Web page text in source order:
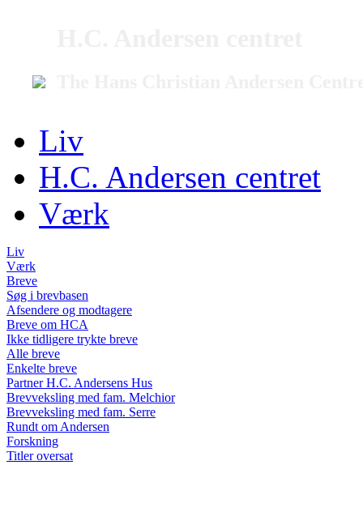
Liv
H.C. Andersen centret
Værk
Liv
Værk
Breve
Søg i brevbasen
Afsendere og modtagere
Breve om HCA
Ikke tidligere trykte breve
Alle breve
Enkelte breve
Partner H.C. Andersens Hus
Brevveksling med fam. Melchior
Brevveksling med fam. Serre
Rundt om Andersen
Forskning
Titler oversat